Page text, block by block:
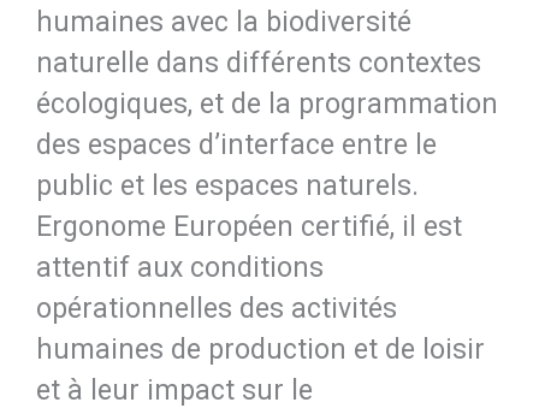
humaines avec la biodiversité
naturelle dans différents contextes
écologiques, et de la programmation
des espaces d’interface entre le
public et les espaces naturels.
Ergonome Européen certifié, il est
attentif aux conditions
opérationnelles des activités
humaines de production et de loisir
et à leur impact sur le